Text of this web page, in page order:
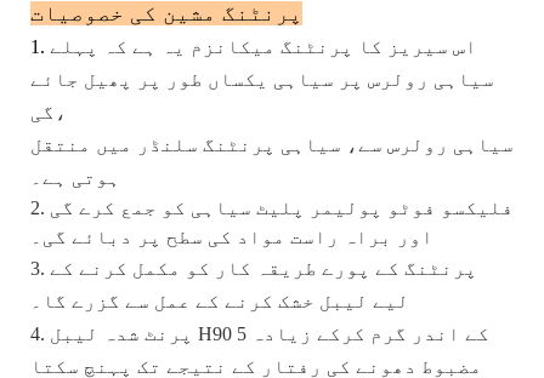
پرنٹنگ مشین کی خصوصیات
1. اس سیریز کا پرنٹنگ میکانزم یہ ہے کہ پہلے
سیاہی رولرس پر سیاہی یکساں طور پر پھیل جائے
گی،
سیاہی رولرس سے، سیاہی پرنٹنگ سلنڈر میں منتقل
ہوتی ہے۔
2. فلیکسو فوٹو پولیمر پلیٹ سیاہی کو جمع کرے گی
اور براہ راست مواد کی سطح پر دبائے گی۔
3. پرنٹنگ کے پورے طریقہ کار کو مکمل کرنے کے
لیے لیبل خشک کرنے کے عمل سے گزرے گا۔
4. پرنٹ شدہ لیبل H90 5 کے اندر گرم کرکے زیادہ
مضبوط دھونے کی رفتار کے نتیجے تک پہنچ سکتا